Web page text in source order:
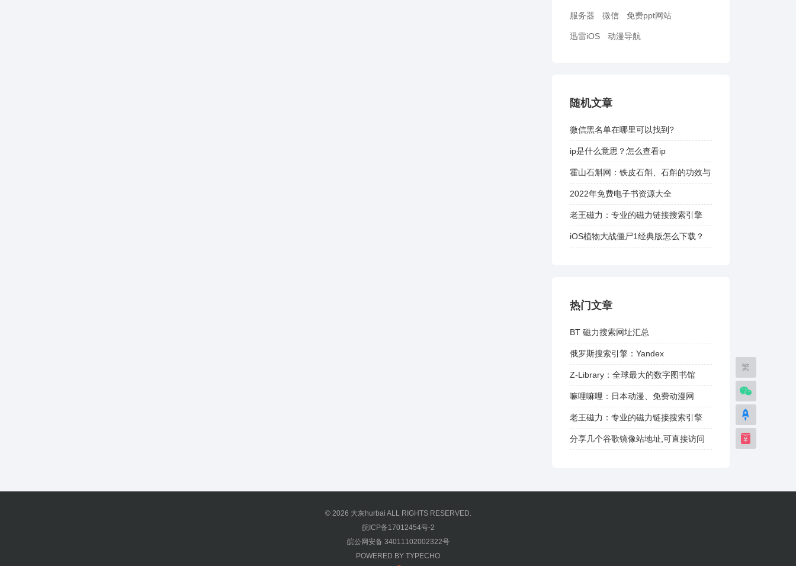
服务器 微信 免费ppt网站
迅雷iOS 动漫导航
随机文章
微信黑名单在哪里可以找到?
ip是什么意思？怎么查看ip
霍山石斛网：铁皮石斛、石斛的功效与
作用、专业的石斛百科网站
2022年免费电子书资源大全
老王磁力：专业的磁力链接搜索引擎
iOS植物大战僵尸1经典版怎么下载？
热门文章
BT 磁力搜索网址汇总
俄罗斯搜索引擎：Yandex
Z-Library：全球最大的数字图书馆
嘛哩嘛哩：日本动漫、免费动漫网
老王磁力：专业的磁力链接搜索引擎
分享几个谷歌镜像站地址,可直接访问
© 2026 大灰hurbai ALL RIGHTS RESERVED.
皖ICP备17012454号-2
皖公网安备 34011102002322号
POWERED BY TYPECHO
繁